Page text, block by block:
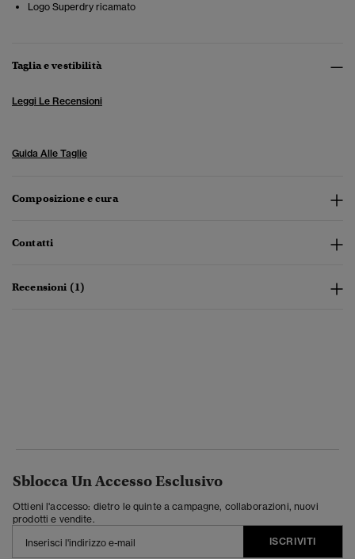
Logo Superdry ricamato
Taglia e vestibilità
Leggi Le Recensioni
Guida Alle Taglie
Composizione e cura
Contatti
Recensioni (1)
Sblocca Un Accesso Esclusivo
Ottieni l'accesso: dietro le quinte a campagne, collaborazioni, nuovi
prodotti e vendite.
ISCRIVITI